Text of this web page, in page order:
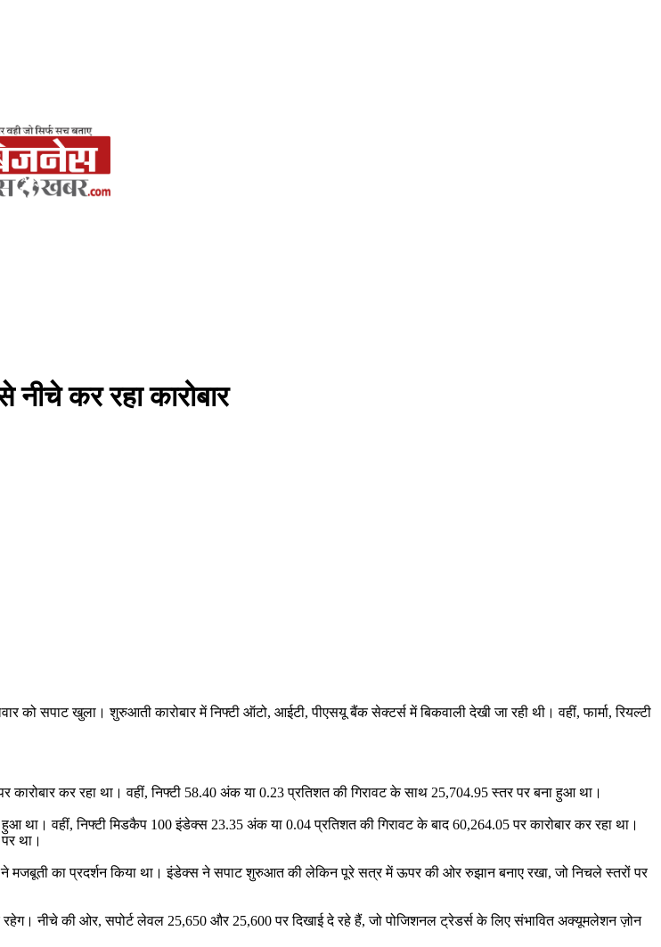
कर रहा कारोबार
को सपाट खुला। शुरुआती कारोबार में निफ्टी ऑटो, आईटी, पीएसयू बैंक सेक्टर्स में बिकवाली देखी जा रही थी। वहीं, फार्मा, रियल्टी
कर रहा था। वहीं, निफ्टी 58.40 अंक या 0.23 प्रतिशत की गिरावट के साथ 25,704.95 स्तर पर बना हुआ था।
वहीं, निफ्टी मिडकैप 100 इंडेक्स 23.35 अंक या 0.04 प्रतिशत की गिरावट के बाद 60,264.05 पर कारोबार कर रहा था।
था।
ने मजबूती का प्रदर्शन किया था। इंडेक्स ने सपाट शुरुआत की लेकिन पूरे सत्र में ऊपर की ओर रुझान बनाए रखा, जो निचले स्तरों पर
नीचे की ओर, सपोर्ट लेवल 25,650 और 25,600 पर दिखाई दे रहे हैं, जो पोजिशनल ट्रेडर्स के लिए संभावित अक्यूमलेशन ज़ोन